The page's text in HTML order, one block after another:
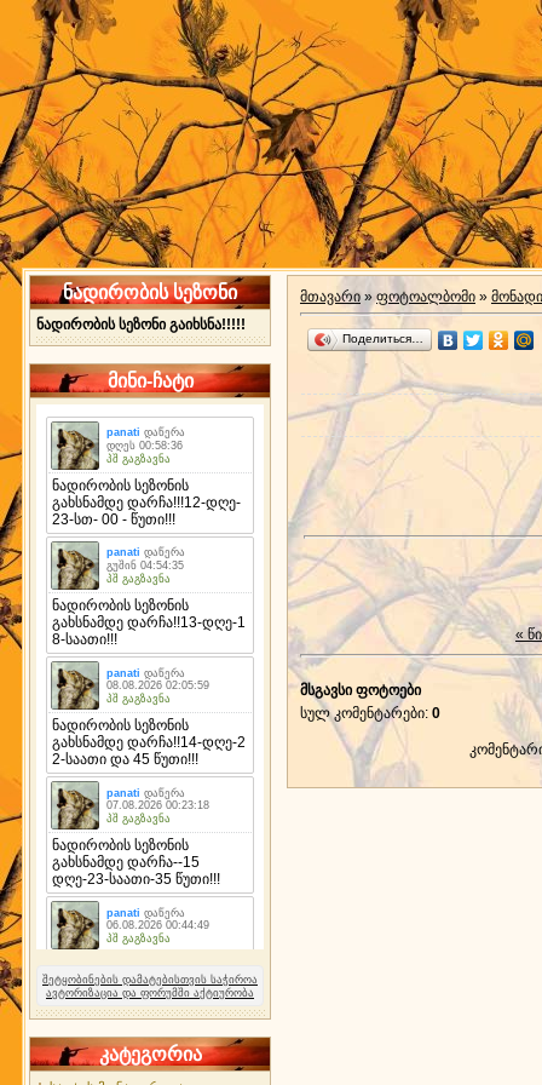
ნადირობის სეზონი
ნადირობის სეზონი გაიხსნა!!!!!
მინი-ჩატი
შეტყობინების დამატებისთვის საჭიროა
ავტორიზაცია და ფორუმში აქტიურობა
კატეგორია
მთავარი » ფოტოალბომი »
Поделиться…
«
მსგავსი ფოტოები
სულ კომენტარები: 0